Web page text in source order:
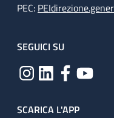
PEC:
SEGUICI SU
SCARICA L'APP